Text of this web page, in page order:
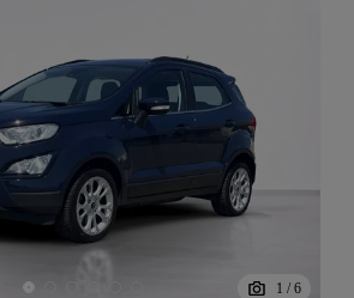
1 / 6